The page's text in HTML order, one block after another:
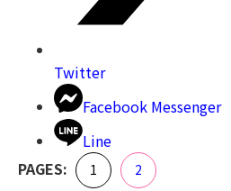
Twitter
Facebook Messenger
Line
PAGES:
Page
1 Page
2